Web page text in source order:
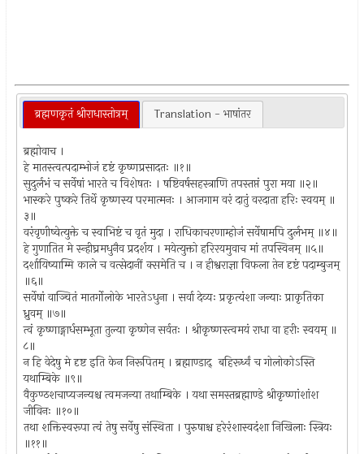
ब्रह्मणकृतं श्रीराधास्तोत्रम् Translation - भाषांतर
ब्रह्मोवाच ।
हे मातस्त्वत्पदाम्भोजं दृष्टं कृष्णप्रसादतः ॥१॥
सुदुर्लभं च सर्वेषां भारते च विशेषतः । षष्टिवर्षसहस्त्राणि तपस्तप्तं पुरा मया ॥२॥
भास्करे पुष्करे तिर्थे कृष्णस्य परमात्मनः । आजगाम वरं दातुं वरदाता हरिः स्वयम् ॥
३॥
वरंवृणीष्वेत्युक्ते च स्वाभिष्टं च वृतं मुदा । राधिकाचरणाम्होजं सर्वेषामपि दुर्लभम् ॥४॥
हे गुणातित मे स्न्हीघ्रमधुनैव प्रदर्शय । मयेत्युक्तो हरिरयमुवाच मां तपस्विनम् ॥५॥
दर्शायिष्याम्मि काले च वत्सेदानीं क्समेति च । न हीश्वराज्ञा विफला तेन दृष्टं पदाम्बुजम्
॥६॥
सर्वेषां वाञ्चितं मातर्गोलोके भारतेऽधुना । सर्वा देव्यः प्रकृत्यंशा जन्याः प्राकृतिका
ध्रुवम् ॥७॥
त्वं कृष्णाङ्गार्धसम्भूता तुल्या कृष्णेन सर्वतः । श्रीकृष्णस्त्वमयं राधा वा हरीः स्वयम् ॥
८॥
न हि वेदेषु मे दृष्ट इति केन निरूपितम् । ब्रह्माण्डाद् बहिरूर्ध्वं च गोलोकोऽस्ति
यथाम्बिके ॥९॥
वैकुण्ठशचाप्यजन्यश्च त्वमजन्या तथाम्बिके । यथा समस्तब्रह्माण्डे श्रीकृष्णांशांश
जीविनः ॥१०॥
तथा शक्तिस्वरूपा त्वं तेषु सर्वेषु संस्थिता । पुरुषाश्च हरेरंशास्वदंशा निखिलाः स्त्रियः
॥११॥